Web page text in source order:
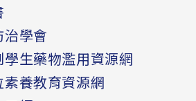
治學會
生藥物濫用資源網
素養教育資源網